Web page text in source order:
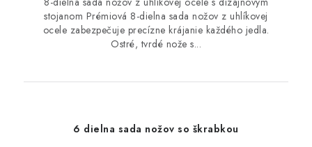
stojanom Prémiová 8-dielna sada nožov z uhlíkovej
ocele zabezpečuje precízne krájanie každého jedla.
Ostré, tvrdé nože s...
6 dielna sada nožov so škrabkou